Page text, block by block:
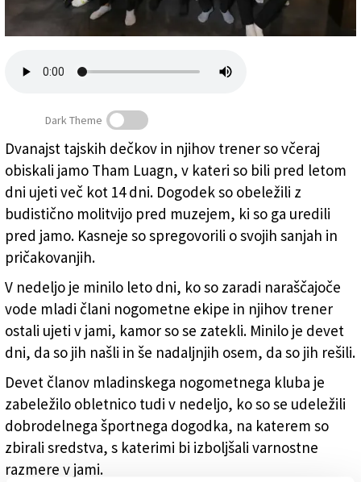
Tajski dečki so se po enem letu spet vrnil v jamo (AP)
Dark Theme
Dvanajst tajskih dečkov in njihov trener so včeraj
obiskali jamo Tham Luagn, v kateri so bili pred letom
dni ujeti več kot 14 dni. Dogodek so obeležili z
budistično molitvijo pred muzejem, ki so ga uredili
pred jamo. Kasneje so spregovorili o svojih sanjah in
pričakovanjih.
V nedeljo je minilo leto dni, ko so zaradi naraščajoče
vode mladi člani nogometne ekipe in njihov trener
ostali ujeti v jami, kamor so se zatekli. Minilo je devet
dni, da so jih našli in še nadaljnjih osem, da so jih rešili.
Devet članov mladinskega nogometnega kluba je
zabeležilo obletnico tudi v nedeljo, ko so se udeležili
dobrodelnega športnega dogodka, na katerem so
zbirali sredstva, s katerimi bi izboljšali varnostne
razmere v jami.